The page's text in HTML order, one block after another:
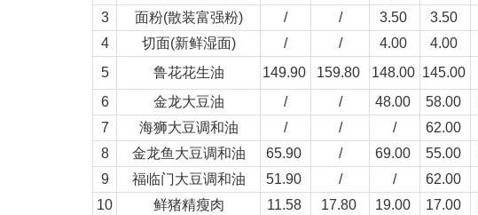
3
面粉(散装富强粉) / / 3.50 3.50
4
切面(新鲜湿面) / / 4.00 4.00
5
鲁花花生油 149.90 159.80 148.00 145.00
6
金龙大豆油 / / 48.00 58.00
7
海狮大豆调和油 / / / 62.00
8
金龙鱼大豆调和油 65.90 / 69.00 55.00
9
福临门大豆调和油 51.90 / / 62.00
10
鲜猪精瘦肉 11.58 17.80 19.00 17.00